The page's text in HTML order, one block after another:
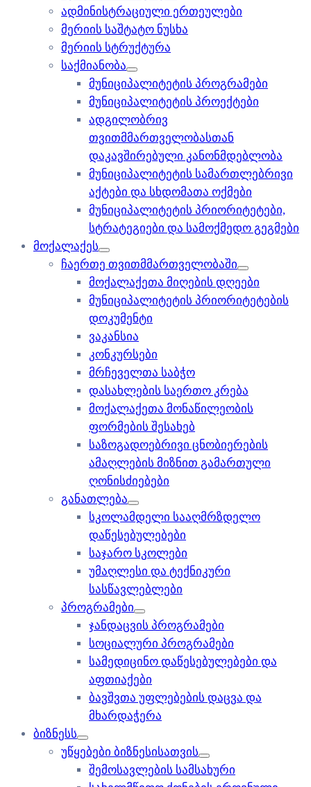
ადმინისტრაციული ერთეულები
მერიის საშტატო ნუსხა
მერიის სტრუქტურა
საქმიანობა
მუნიციპალიტეტის პროგრამები
მუნიციპალიტეტის პროექტები
ადგილობრივ
თვითმმართველობასთან
დაკავშირებული კანონმდებლობა
მუნიციპალიტეტის სამართლებრივი
აქტები და სხდომათა ოქმები
მუნიციპალიტეტის პრიორიტეტები,
სტრატეგიები და სამოქმედო გეგმები
მოქალაქეს
ჩაერთე თვითმმართველობაში
მოქალაქეთა მიღების დღეები
მუნიციპალიტეტის პრიორიტეტების
დოკუმენტი
ვაკანსია
კონკურსები
მრჩეველთა საბჭო
დასახლების საერთო კრება
მოქალაქეთა მონაწილეობის
ფორმების შესახებ
საზოგადოებრივი ცნობიერების
ამაღლების მიზნით გამართული
ღონისძიებები
განათლება
სკოლამდელი სააღმრზდელო
დაწესებულებები
საჯარო სკოლები
უმაღლესი და ტექნიკური
სასწავლებლები
პროგრამები
ჯანდაცვის პროგრამები
სოციალური პროგრამები
სამედიცინო დაწესებულებები და
აფთიაქები
ბავშვთა უფლებების დაცვა და
მხარდაჭერა
ბიზნესს
უწყებები ბიზნესისათვის
შემოსავლების სამსახური